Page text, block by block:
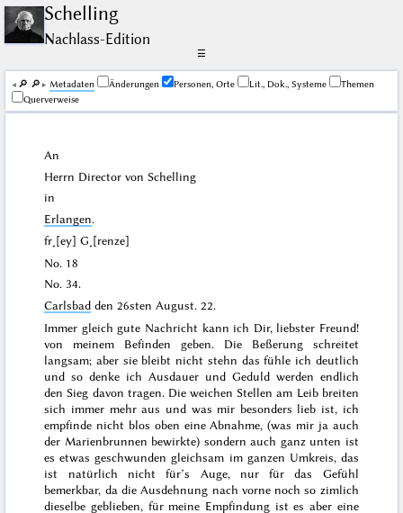
Schelling
Nachlass-Edition
☰
🔎︎ 🔎︎ Me­ta­da­ten Änderungen Personen, Orte Lit., Dok., Systeme
Themen
Querverweise
An
Herrn Director von Schelling
in
Erlangen.
fr˖[ey] G˖[renze]
No. 18
No. 34.
Carlsbad den 26sten August. 22.
Immer gleich gute Nachricht kann ich Dir, liebster Freund!
von meinem Befinden geben. Die Beßerung schreitet
langsam; aber sie bleibt nicht stehn das fühle ich deutlich
und so denke ich Ausdauer und Geduld werden endlich
den Sieg davon tragen. Die weichen Stellen am Leib breiten
sich immer mehr aus und was mir besonders lieb ist, ich
empfinde nicht blos oben eine Abnahme, (was mir ja auch
der Marienbrunnen bewirkte) sondern auch ganz unten ist
es etwas geschwunden gleichsam im ganzen Umkreis, das
ist natürlich nicht für’s Auge, nur für das Gefühl
bemerkbar, da die Ausdehnung nach vorne noch so zimlich
dieselbe geblieben, für meine Empfindung ist es aber eine